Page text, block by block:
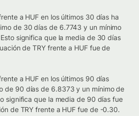
a HUF en los últimos 30 días ha
de 30 días de 6.7743 y un mínimo
significa que la media de 30 días
de TRY frente a HUF fue de
a HUF en los últimos 90 días
de 90 días de 6.8373 y un mínimo de
significa que la media de 90 días fue
de TRY frente a HUF fue de -0.30.